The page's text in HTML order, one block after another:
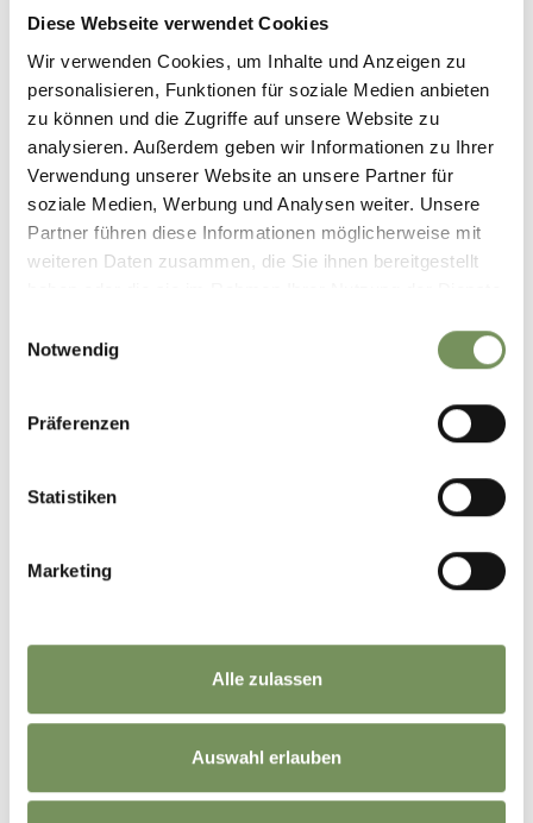
Diese Webseite verwendet Cookies
Wir verwenden Cookies, um Inhalte und Anzeigen zu
personalisieren, Funktionen für soziale Medien anbieten
zu können und die Zugriffe auf unsere Website zu
analysieren. Außerdem geben wir Informationen zu Ihrer
Verwendung unserer Website an unsere Partner für
soziale Medien, Werbung und Analysen weiter. Unsere
Partner führen diese Informationen möglicherweise mit
weiteren Daten zusammen, die Sie ihnen bereitgestellt
Notwendig
Präferenzen
Statistiken
Marketing
Alle zulassen
Auswahl erlauben
AIRPORT TRANSFER
ADVANTAGE CARDS IN
SOUTH TYROL
DID YOU FIND THIS CONTENT HELPFUL?